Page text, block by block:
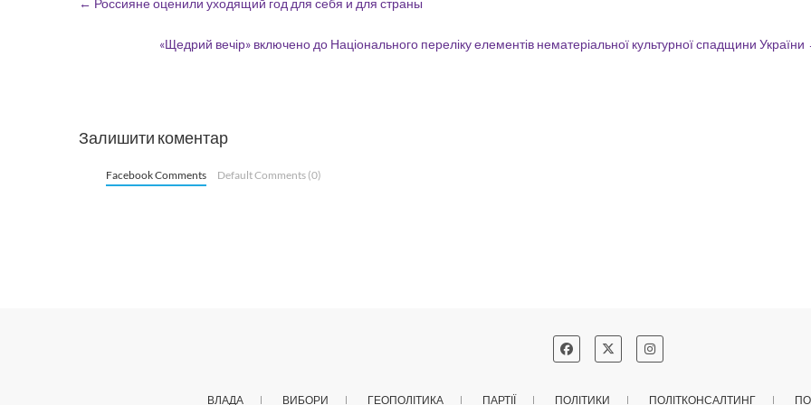
← Россияне оценили уходящий год для себя и для страны
«Щедрий вечір» включено до Національного переліку елементів нематеріальної культурної спадщини України
Залишити коментар
Facebook Comments Default Comments (0)
ВЛАДА ВИБОРИ ГЕОПОЛІТИКА ПАРТІЇ ПОЛІТИКИ ПОЛІТКОНСАЛТИНГ